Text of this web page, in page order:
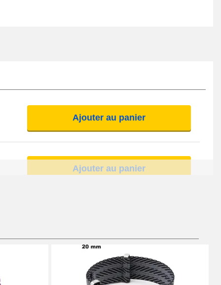
Ajouter au panier
Ajouter au panier
Ajouter au panier